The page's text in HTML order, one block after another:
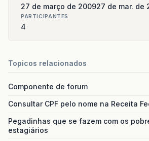
27 de março de 200927 de mar. de
PARTICIPANTES
4
Topicos relacionados
Componente de forum
Consultar CPF pelo nome na Receita
Pegadinhas que se fazem com os
estagiários